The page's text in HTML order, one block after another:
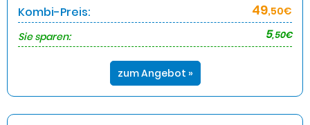
Kombi-Preis: 49,50€
Sie sparen:
5,50€
zum Angebot »